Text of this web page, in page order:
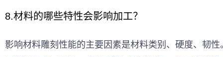
8.材料的哪些特性会影响加工？
影响材料雕刻性能的主要因素是材料类别、硬度、韧